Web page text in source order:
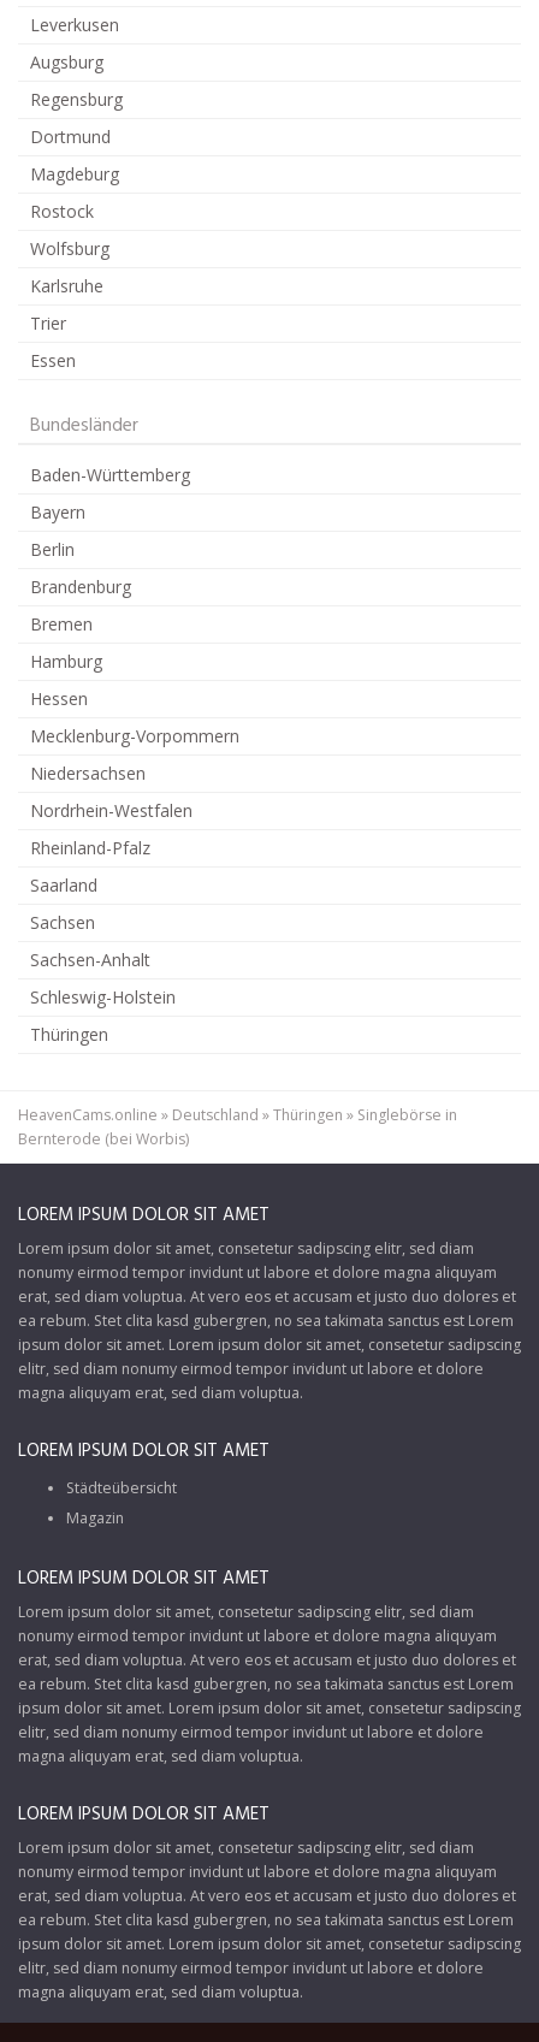
Leverkusen
Augsburg
Regensburg
Dortmund
Magdeburg
Rostock
Wolfsburg
Karlsruhe
Trier
Essen
Bundesländer
Baden-Württemberg
Bayern
Berlin
Brandenburg
Bremen
Hamburg
Hessen
Mecklenburg-Vorpommern
Niedersachsen
Nordrhein-Westfalen
Rheinland-Pfalz
Saarland
Sachsen
Sachsen-Anhalt
Schleswig-Holstein
Thüringen
HeavenCams.online » Deutschland »Thüringen » Singlebörse in
Bernterode (bei Worbis)
LOREM IPSUM DOLOR SIT AMET
Lorem ipsum dolor sit amet, consetetur sadipscing elitr, sed diam
nonumy eirmod tempor invidunt ut labore et dolore magna aliquyam
erat, sed diam voluptua. At vero eos et accusam et justo duo dolores et
ea rebum. Stet clita kasd gubergren, no sea takimata sanctus est Lorem
ipsum dolor sit amet. Lorem ipsum dolor sit amet, consetetur sadipscing
elitr, sed diam nonumy eirmod tempor invidunt ut labore et dolore
magna aliquyam erat, sed diam voluptua.
LOREM IPSUM DOLOR SIT AMET
Städteübersicht
Magazin
LOREM IPSUM DOLOR SIT AMET
Lorem ipsum dolor sit amet, consetetur sadipscing elitr, sed diam
nonumy eirmod tempor invidunt ut labore et dolore magna aliquyam
erat, sed diam voluptua. At vero eos et accusam et justo duo dolores et
ea rebum. Stet clita kasd gubergren, no sea takimata sanctus est Lorem
ipsum dolor sit amet. Lorem ipsum dolor sit amet, consetetur sadipscing
elitr, sed diam nonumy eirmod tempor invidunt ut labore et dolore
magna aliquyam erat, sed diam voluptua.
LOREM IPSUM DOLOR SIT AMET
Lorem ipsum dolor sit amet, consetetur sadipscing elitr, sed diam
nonumy eirmod tempor invidunt ut labore et dolore magna aliquyam
erat, sed diam voluptua. At vero eos et accusam et justo duo dolores et
ea rebum. Stet clita kasd gubergren, no sea takimata sanctus est Lorem
ipsum dolor sit amet. Lorem ipsum dolor sit amet, consetetur sadipscing
elitr, sed diam nonumy eirmod tempor invidunt ut labore et dolore
magna aliquyam erat, sed diam voluptua.